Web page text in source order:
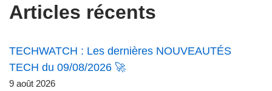
Articles récents
TECHWATCH : Les dernières NOUVEAUTÉS
TECH du 09/08/2026 🚀
9 août 2026